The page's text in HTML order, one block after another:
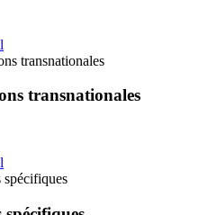
transnationales
transnationales
spécifiques